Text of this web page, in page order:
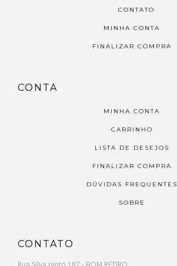
CONTATO
MINHA CONTA
FINALIZAR COMPRA
CONTA
MINHA CONTA
CARRINHO
LISTA DE DESEJOS
FINALIZAR COMPRA
DÚVIDAS FREQUENTES
SOBRE
CONTATO